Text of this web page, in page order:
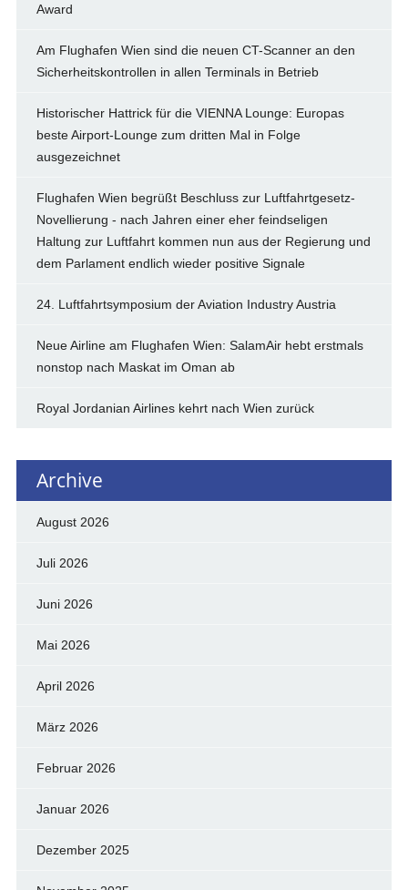
Award
Am Flughafen Wien sind die neuen CT-Scanner an den
Sicherheitskontrollen in allen Terminals in Betrieb
Historischer Hattrick für die VIENNA Lounge: Europas
beste Airport-Lounge zum dritten Mal in Folge
ausgezeichnet
Flughafen Wien begrüßt Beschluss zur Luftfahrtgesetz-
Novellierung - nach Jahren einer eher feindseligen
Haltung zur Luftfahrt kommen nun aus der Regierung und
dem Parlament endlich wieder positive Signale
24. Luftfahrtsymposium der Aviation Industry Austria
Neue Airline am Flughafen Wien: SalamAir hebt erstmals
nonstop nach Maskat im Oman ab
Royal Jordanian Airlines kehrt nach Wien zurück
Archive
August 2026
Juli 2026
Juni 2026
Mai 2026
April 2026
März 2026
Februar 2026
Januar 2026
Dezember 2025